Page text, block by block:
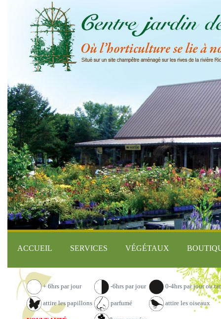
ACCUEIL SERVICES VÉGÉTAUX
+ 6hrs par jour -6hrs par jour 0-4hrs par jour ou
attire les papillons parfumé attire les oiseaux